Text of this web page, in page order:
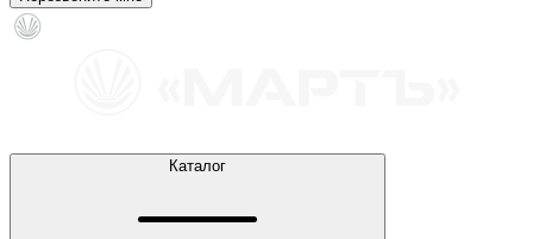
Каталог